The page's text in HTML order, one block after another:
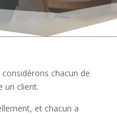
chacun de
un client.
et chacun a